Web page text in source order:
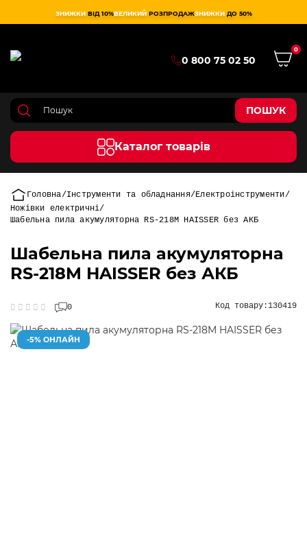
ЗНИЖКИ ВІД 10%ВЕЛИКИЙ РОЗПРОДАЖЗНИЖКИ ДО 50%
0 800 75 02 50
0
ПОШУК
Каталог товарів
Головна Інструменти та обладнання
Електроінструменти
Ножівки електричні
Шабельна пила акумуляторна RS-218M HAISSER без АКБ
Шабельна пила акумуляторна
RS-218M HAISSER без АКБ
0 Код товару:130419
-5% ОНЛАЙН